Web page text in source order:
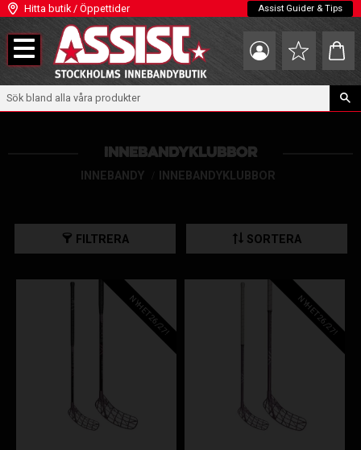
Meny
Hitta butik / Öppettider Assist Guider & Tips
Favoriter
INNEBANDYKLUBBOR
INNEBANDY INNEBANDYKLUBBOR
FILTRERA SORTERA
NYHET 26/27! NYHET 26/27!